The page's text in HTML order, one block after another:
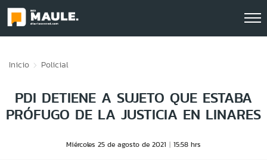
Inicio Policial
PDI DETIENE A SUJETO QUE ESTABA
PRÓFUGO DE LA JUSTICIA EN LINARES
Miércoles 25 de agosto de 2021 15:58 hrs